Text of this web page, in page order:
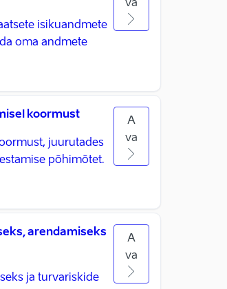
isikuandmete
oma andmete
va
koormust
juurutades
põhimõtet.
A
va
arendamiseks
ja turvariskide
A
va